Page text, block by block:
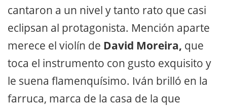
cantaron a un nivel y tanto rato que casi
eclipsan al protagonista. Mención aparte
merece el violín de David Moreira, que
toca el instrumento con gusto exquisito y
le suena flamenquísimo. Iván brilló en la
farruca, marca de la casa de la que